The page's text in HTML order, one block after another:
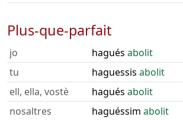
Plus-que-parfait
jo hagués abolit
tu
haguessis abolit
ell, ella, vostè
hagués abolit
nosaltres
haguéssim abolit